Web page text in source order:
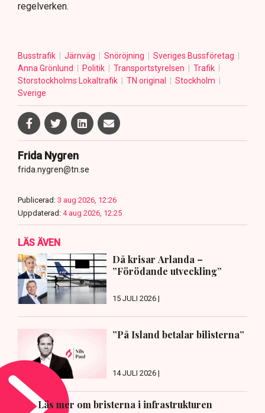
regelverken.
Busstrafik Järnväg Snöröjning
Sveriges Bussföretag
Anna Grönlund
Politik Transportstyrelsen
Trafik
Storstockholms Lokaltrafik
TN original
Stockholm
Sverige
Frida Nygren
frida.nygren@tn.se
Publicerad: 3 aug 2026, 12:26
Uppdaterad: 4 aug 2026, 12:25
LÄS ÄVEN
Då krisar Arlanda –
”Förödande utveckling”
15 JULI 2026 |
”På Island betalar bilisterna”
14 JULI 2026 |
Läs mer om bristerna i infrastrukturen